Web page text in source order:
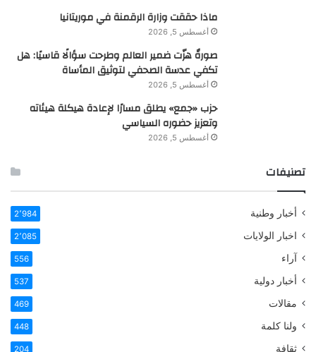
ماذا حققت وزارة الرقمنة في موريتانيا
أغسطس 5, 2026
صورةٌ هزّت ضمير العالم وطرحت سؤالًا قاسيًا: هل
تكفي عدسة الصحفي لتوثيق المأساة
أغسطس 5, 2026
حزب «جمع» يطلق مسارًا لإعادة هيكلة هيئاته
وتعزيز حضوره السياسي
أغسطس 5, 2026
تصنيفات
أخبار وطنية 2٬984
اخبار الولايات 2٬085
آراء 556
أخبار دولية 537
مقالات 469
ولنا كلمة 448
ثقافة 204